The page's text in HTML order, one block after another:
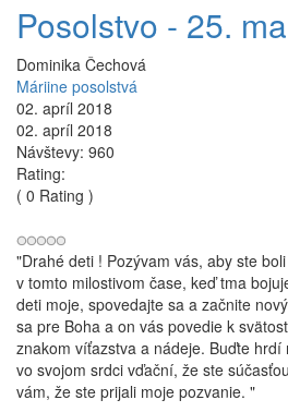
Posolstvo - 25.
Dominika Čechová
Máriine posolstvá
02. apríl 2018
02. apríl 2018
Návštevy: 960
Rating:
( 0 Rating )
"Drahé deti ! Pozývam vás, aby ste
v tomto milostivom čase, keď tma
deti moje, spovedajte sa a začnite
sa pre Boha a on vás povedie k
znakom víťazstva a nádeje. Buďte
vo svojom srdci vďační, že ste
vám, že ste prijali moje pozvanie. "